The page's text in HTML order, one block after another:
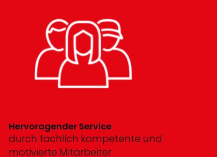
Hervoragender Service
durch fachlich kompetente und
motivierte Mitarbeiter.